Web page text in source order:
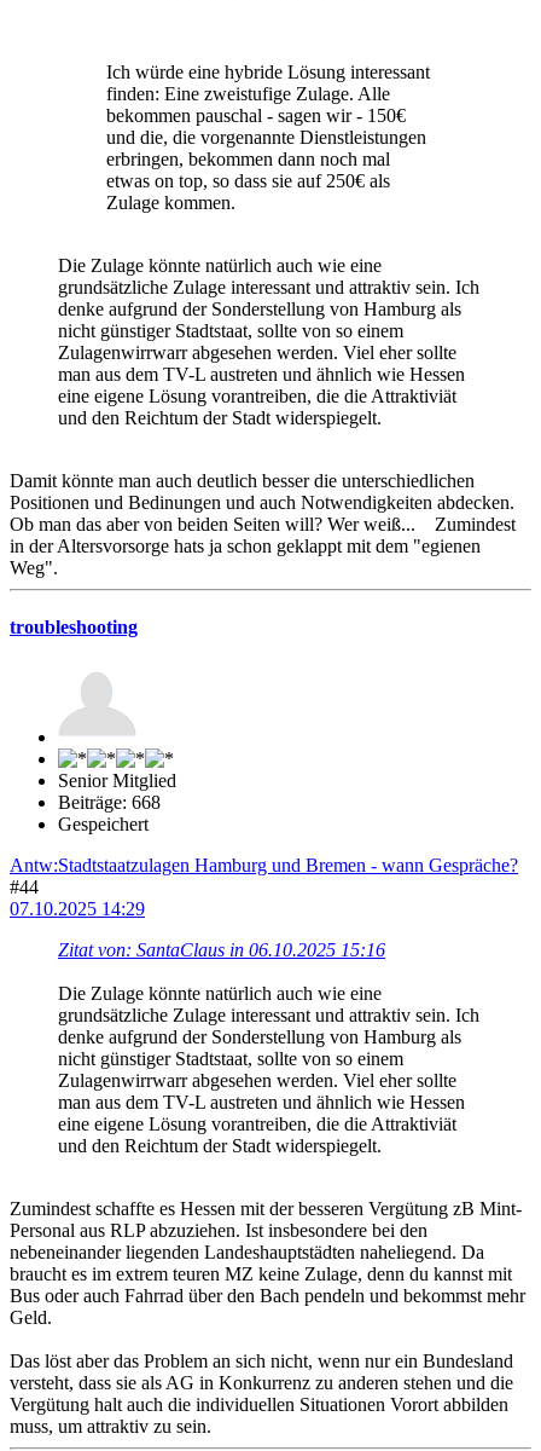
Ich würde eine hybride Lösung interessant
finden: Eine zweistufige Zulage. Alle
bekommen pauschal - sagen wir - 150€
und die, die vorgenannte Dienstleistungen
erbringen, bekommen dann noch mal
etwas on top, so dass sie auf 250€ als
Zulage kommen.
Die Zulage könnte natürlich auch wie eine
grundsätzliche Zulage interessant und attraktiv sein. Ich
denke aufgrund der Sonderstellung von Hamburg als
nicht günstiger Stadtstaat, sollte von so einem
Zulagenwirrwarr abgesehen werden. Viel eher sollte
man aus dem TV-L austreten und ähnlich wie Hessen
eine eigene Lösung vorantreiben, die die Attraktiviät
und den Reichtum der Stadt widerspiegelt.
Damit könnte man auch deutlich besser die unterschiedlichen
Positionen und Bedinungen und auch Notwendigkeiten abdecken.
Ob man das aber von beiden Seiten will? Wer weiß... Zumindest
in der Altersvorsorge hats ja schon geklappt mit dem "egienen
Weg".
troubleshooting
Senior Mitglied
Beiträge: 668
Gespeichert
Antw:Stadtstaatzulagen Hamburg und Bremen - wann Gespräche?
#44
07.10.2025 14:29
Zitat von: SantaClaus in 06.10.2025 15:16
Die Zulage könnte natürlich auch wie eine
grundsätzliche Zulage interessant und attraktiv sein. Ich
denke aufgrund der Sonderstellung von Hamburg als
nicht günstiger Stadtstaat, sollte von so einem
Zulagenwirrwarr abgesehen werden. Viel eher sollte
man aus dem TV-L austreten und ähnlich wie Hessen
eine eigene Lösung vorantreiben, die die Attraktiviät
und den Reichtum der Stadt widerspiegelt.
Zumindest schaffte es Hessen mit der besseren Vergütung zB Mint-
Personal aus RLP abzuziehen. Ist insbesondere bei den
nebeneinander liegenden Landeshauptstädten naheliegend. Da
braucht es im extrem teuren MZ keine Zulage, denn du kannst mit
Bus oder auch Fahrrad über den Bach pendeln und bekommst mehr
Geld.
Das löst aber das Problem an sich nicht, wenn nur ein Bundesland
versteht, dass sie als AG in Konkurrenz zu anderen stehen und die
Vergütung halt auch die individuellen Situationen Vorort abbilden
muss, um attraktiv zu sein.